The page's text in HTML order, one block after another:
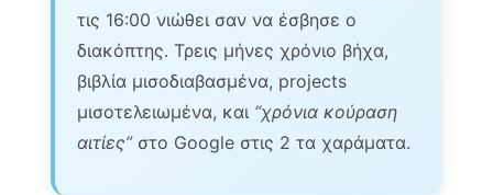
τις 16:00 νιώθει σαν να έσβησε ο
διακόπτης. Τρεις μήνες χρόνιο βήχα,
βιβλία μισοδιαβασμένα, projects
μισοτελειωμένα, και “χρόνια κούραση
αιτίες”στο Google στις 2 τα χαράματα.